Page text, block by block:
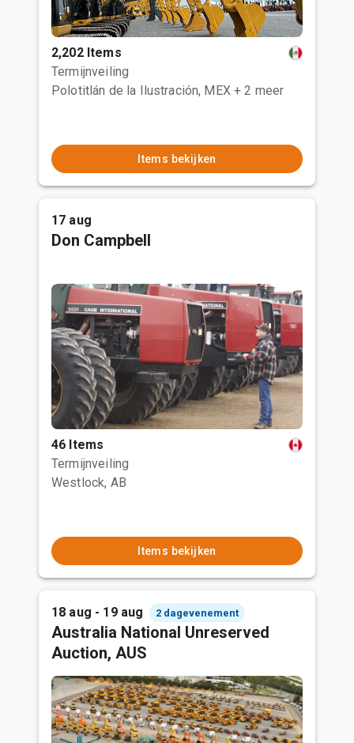
2,202 Items
Termijnveiling
Polotitlán de la Ilustración, MEX + 2 meer
Items bekijken
17 aug
Don Campbell
46 Items
Termijnveiling
Westlock, AB
Items bekijken
18 aug - 19 aug 2 dagevenement
Australia National Unreserved
Auction, AUS